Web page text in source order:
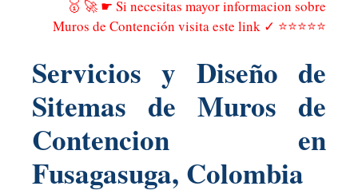
🥇 🚀 ☛ Si necesitas mayor informacion sobre
Muros de Contención visita este link ✓ ⭐⭐⭐⭐⭐
Servicios y Diseño de
Sitemas de Muros de
Contencion en
Fusagasuga, Colombia